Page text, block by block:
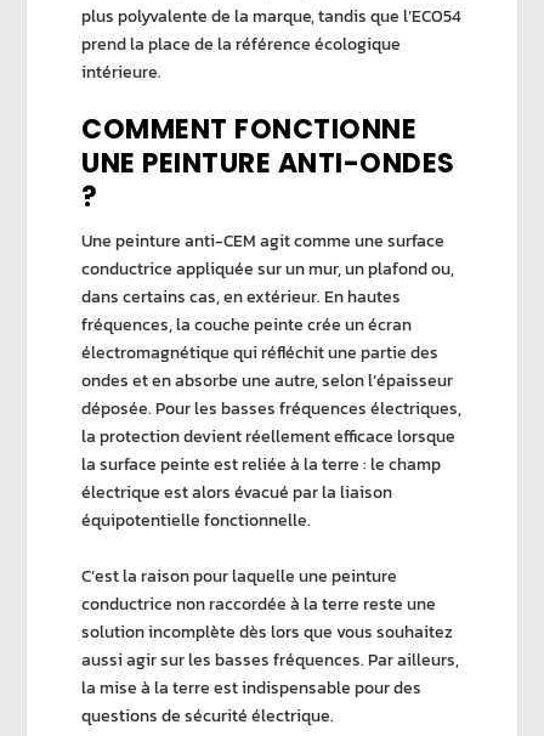
plus polyvalente de la marque, tandis que l’ECO54
prend la place de la référence écologique
intérieure.
COMMENT FONCTIONNE
UNE PEINTURE ANTI-ONDES
?
Unepeinture anti-CEMagit comme unesurface
conductriceappliquée sur un mur, un plafond ou,
dans certains cas, en extérieur. Enhautes
fréquences, la couche peinte crée unécran
électromagnétiquequi réfléchit une partie des
ondes et en absorbe une autre, selon l’épaisseur
déposée. Pour les basses fréquences électriques,
la protection devient réellement efficace lorsque
la surface peinte est reliée à la terre : le champ
électrique est alors évacué par laliaison
équipotentielle fonctionnelle.
C’est la raison pour laquelle une peinture
conductrice non raccordée à la terre reste une
solution incomplète dès lors que vous souhaitez
aussi agir sur lesbasses fréquences. Par ailleurs,
la mise à la terre est indispensable pour des
questions desécurité électrique.